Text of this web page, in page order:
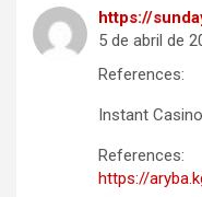
https://
5 de abril de
References:
Instant
References:
https://